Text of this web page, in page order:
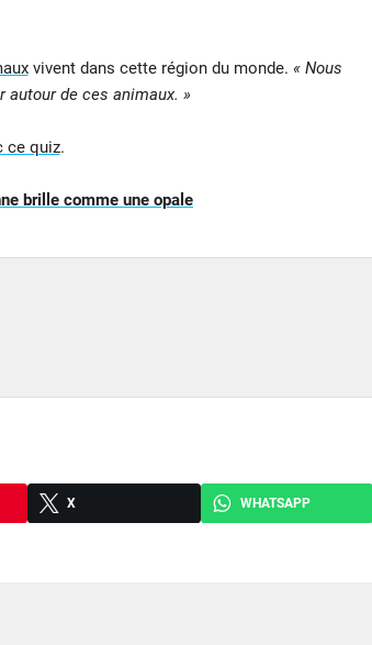
vivent dans cette région du monde. « Nous
autour de ces animaux. »
ce quiz.
brille comme une opale
X WHATSAPP